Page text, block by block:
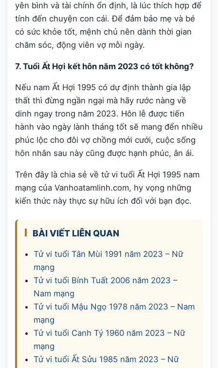
yên bình và tài chính ổn định, là lúc thích hợp để
tính đến chuyện con cái. Để đảm bảo mẹ và bé
có sức khỏe tốt, mệnh chủ nên dành thời gian
chăm sóc, động viên vợ mỗi ngày.
7. Tuổi Ất Hợi kết hôn năm 2023 có tốt không?
Nếu nam Ất Hợi 1995 có dự định thành gia lập
thất thì đừng ngần ngại mà hãy rước nàng về
dinh ngay trong năm 2023. Hôn lễ được tiến
hành vào ngày lành tháng tốt sẽ mang đến nhiều
phúc lộc cho đôi vợ chồng mới cưới, cuộc sống
hôn nhân sau này cũng được hạnh phúc, ân ái.
Trên đây là chia sẻ về tử vi tuổi Ất Hợi 1995 nam
mạng của Vanhoatamlinh.com, hy vọng những
kiến thức này thực sự hữu ích đối với bạn đọc.
BÀI VIẾT LIÊN QUAN
Tử vi tuổi Tân Mùi 1991 năm 2023 – Nữ
mạng
Tử vi tuổi Bính Tuất 2006 năm 2023 –
Nam mạng
Tử vi tuổi Mậu Ngọ 1978 năm 2023 – Nam
mạng
Tử vi tuổi Canh Tý 1960 năm 2023 – Nữ
mạng
Tử vi tuổi Ất Sửu 1985 năm 2023 – Nữ